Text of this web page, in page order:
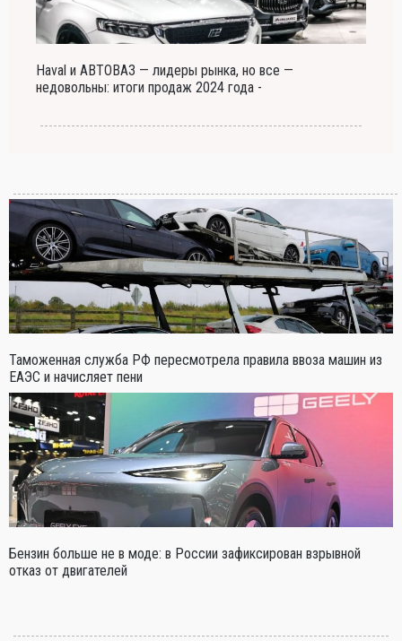
Haval и АВТОВАЗ — лидеры рынка, но все —
недовольны: итоги продаж 2024 года -
Таможенная служба РФ пересмотрела правила ввоза машин из
ЕАЭС и начисляет пени
Бензин больше не в моде: в России зафиксирован взрывной
отказ от двигателей